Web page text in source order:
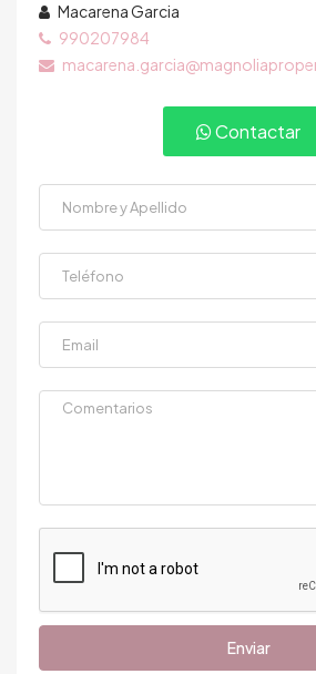
Macarena Garcia
990207984
Contactar
Enviar